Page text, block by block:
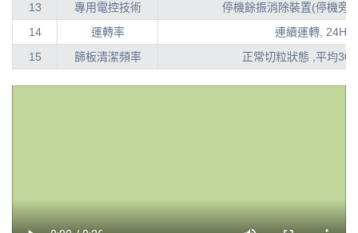
13
專用電控技術
停機餘振消除裝置(停機旁
14
運轉率
連續運轉, 24Hr/
15
篩板清潔頻率 正常切粒狀態 ,平均30